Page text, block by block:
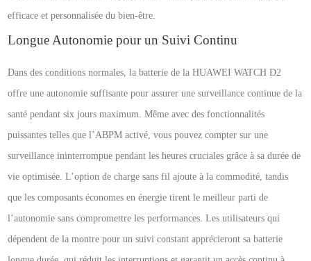
efficace et personnalisée du bien-être.
Longue Autonomie pour un Suivi Continu
Dans des conditions normales, la batterie de la HUAWEI WATCH D2
offre une autonomie suffisante pour assurer une surveillance continue de la
santé pendant six jours maximum. Même avec des fonctionnalités
puissantes telles que l’ABPM activé, vous pouvez compter sur une
surveillance ininterrompue pendant les heures cruciales grâce à sa durée de
vie optimisée. L’option de charge sans fil ajoute à la commodité, tandis
que les composants économes en énergie tirent le meilleur parti de
l’autonomie sans compromettre les performances. Les utilisateurs qui
dépendent de la montre pour un suivi constant apprécieront sa batterie